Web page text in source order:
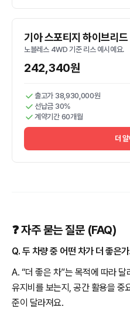
기아 스포티지 하이브리
노블레스 4WD 기준 리스 예시예요.
242,340원
출고가 38,930,000원
선납금 30%
계약기간 60개월
더 알
❓ 자주 묻는 질문 (FAQ)
Q. 두 차량 중 어떤 차가 더 좋은
A. “더 좋은 차”는 목적에 따라
유지비를 보는지, 공간 활용을 중
준이 달라져요.